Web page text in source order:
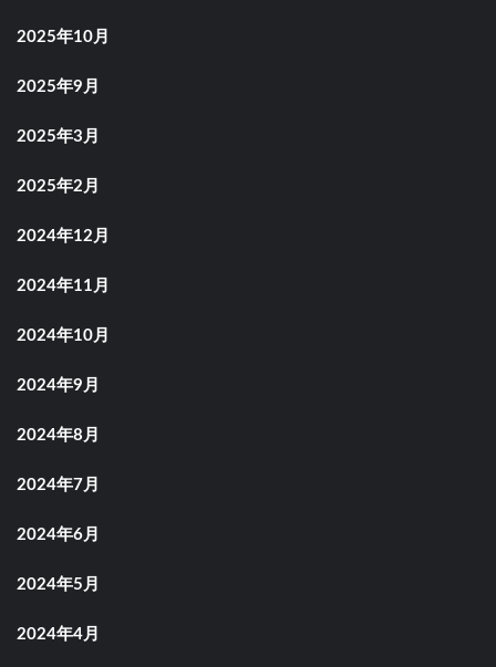
2025年10月
2025年9月
2025年3月
2025年2月
2024年12月
2024年11月
2024年10月
2024年9月
2024年8月
2024年7月
2024年6月
2024年5月
2024年4月